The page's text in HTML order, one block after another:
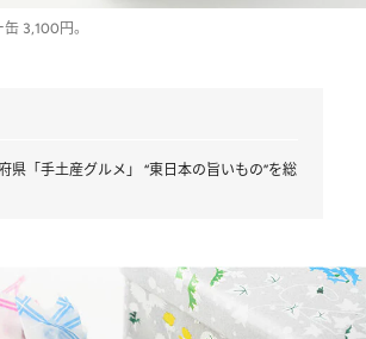
3,100円。
県「手土産グルメ」 “東日本の旨いもの”を総